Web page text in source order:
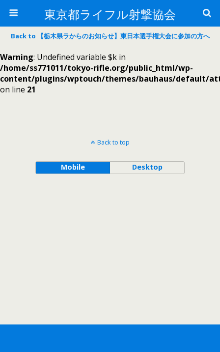
東京都ライフル射撃協会
Back to 【栃木県ラからのお知らせ】東日本選手権大会に参加の方へ
Warning: Undefined variable $k in
/home/ss771011/tokyo-rifle.org/public_html/wp-
content/plugins/wptouch/themes/bauhaus/default/
on line 21
Back to top
Mobile Desktop